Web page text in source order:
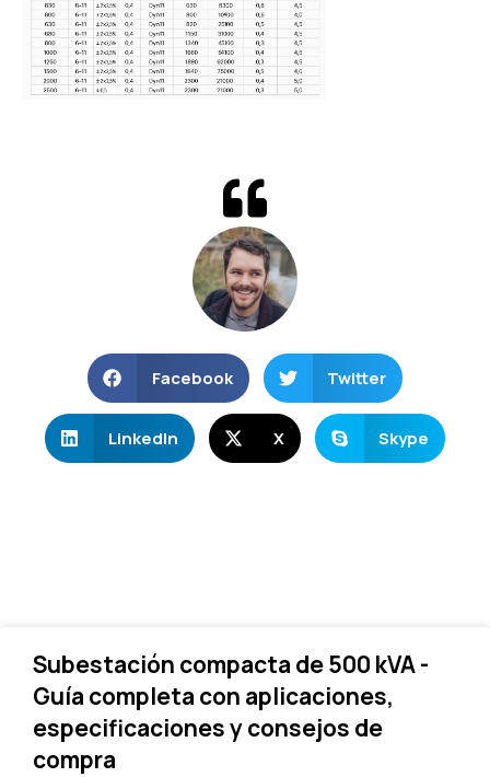
Facebook Twitter
LinkedIn X Skype
Subestación compacta de 500 kVA -
Guía completa con aplicaciones,
especificaciones y consejos de
compra